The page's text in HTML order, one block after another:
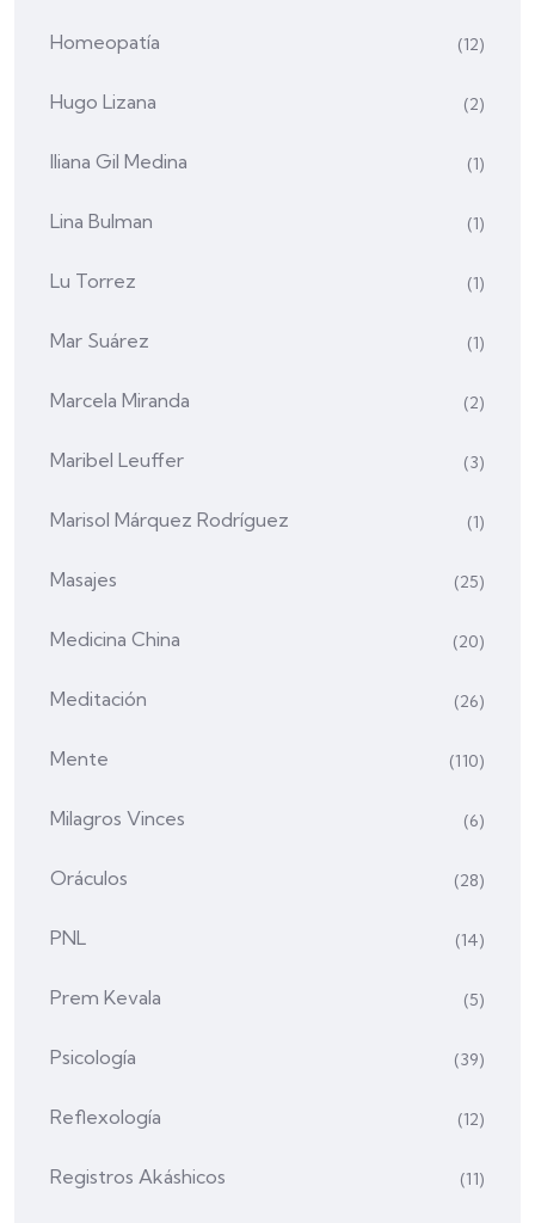
Homeopatía (12)
Hugo Lizana (2)
Iliana Gil Medina (1)
Lina Bulman (1)
Lu Torrez (1)
Mar Suárez (1)
Marcela Miranda (2)
Maribel Leuffer (3)
Marisol Márquez Rodríguez (1)
Masajes (25)
Medicina China (20)
Meditación (26)
Mente (110)
Milagros Vinces (6)
Oráculos (28)
PNL (14)
Prem Kevala (5)
Psicología (39)
Reflexología (12)
Registros Akáshicos (11)